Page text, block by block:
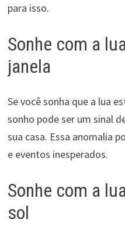
para isso.
Sonhe com a
janela
Se você sonha que a lua
sonho pode ser um sinal
sua casa. Essa anomalia
e eventos inesperados.
Sonhe com a
sol